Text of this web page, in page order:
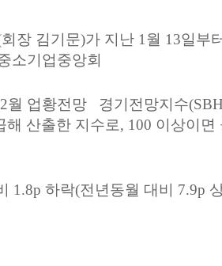
회장 김기문)가 지난 1 월 13일부터
소기업중앙회
월 업황전망 경기전망지수
해 산출한 지수로, 100 이상이면
1.8p 하락(전년동월 대비 7.9p